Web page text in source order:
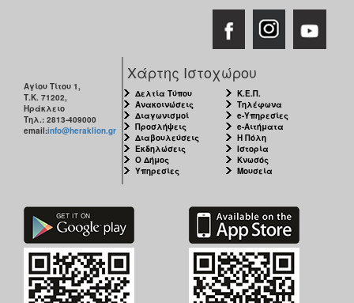
Αγίου Τίτου 1,
Τ.Κ. 71202,
Ηράκλειο
Τηλ.: 2813-409000
email:info@heraklion.gr
Χάρτης Ιστοχώρου
Δελτία Τύπου
Ανακοινώσεις
Διαγωνισμοί
Προσλήψεις
Διαβουλεύσεις
Εκδηλώσεις
Ο Δήμος
Υπηρεσίες
Κ.Ε.Π.
Τηλέφωνα
e-Υπηρεσίες
e-Αιτήματα
Η Πόλη
Ιστορία
Κνωσός
Μουσεία